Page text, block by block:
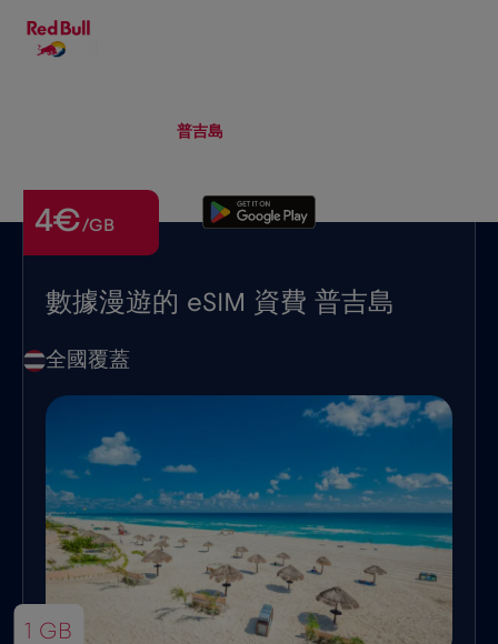
普吉島
數據漫遊的 eSIM 資費 普吉島
4€/GB
全國覆蓋
1 GB